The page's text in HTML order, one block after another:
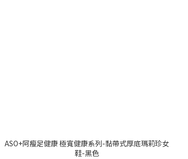
ASO+阿瘦足健康 極寬健康系列-黏帶式厚底瑪莉珍女
鞋-黑色